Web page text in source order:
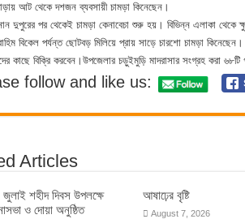
আট থেকে দশজন ব্যবসায়ী চামড়া কিনেছেন।
দুপুরের পর থেকেই চামড়া কেনাবেচা শুরু হয়। বিভিন্ন এলাকা থেকে
বিকেল পর্যন্ত ছোটবড় মিলিয়ে প্রায় সাড়ে চারশো চামড়া কিনেছেন।
কাছে বিক্রি করবেন।উপজেলার চড়ুইমুড়ি মাদরাসার সংগ্রহ করা
follow and like us:
Articles
জুলাই শহীদ দিবস উপলক্ষে
ও দোয়া অনুষ্ঠিত
আষাঢ়ের বৃষ্টি
August 7, 2026